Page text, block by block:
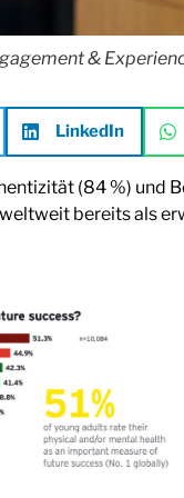
&
LinkedIn
(84 %) und
bereits als